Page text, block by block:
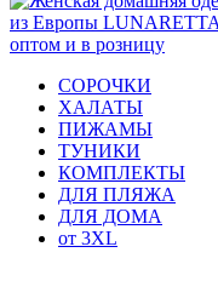
СОРОЧКИ
ХАЛАТЫ
ПИЖАМЫ
ТУНИКИ
КОМПЛЕКТЫ
ДЛЯ ПЛЯЖА
ДЛЯ ДОМА
от 3XL